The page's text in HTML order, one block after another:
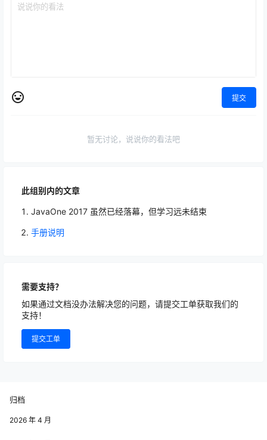
此组别内的文章
JavaOne 2017 虽然已经落幕，但学习远未结束
手册说明
需要支持？
如果通过文档没办法解决您的问题，请提交工单获取我们的
支持！
提交工单
提交
暂无讨论，说说你的看法吧
归档
2026 年 4 月